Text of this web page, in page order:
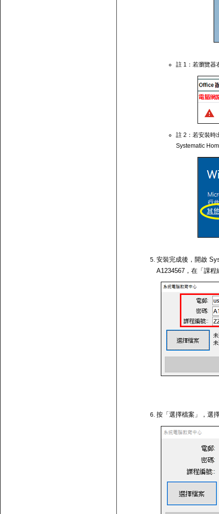
註 1：若瀏覽器
註 2：若安裝時
Systematic
安裝完成後，開啟
A1234567，在「課
按「選擇檔案」，選